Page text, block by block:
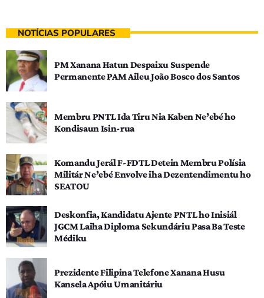
NOTÍCIAS POPULARES
PM Xanana Hatun Despaixu Suspende
Permanente PAM Aileu João Bosco dos Santos
Membru PNTL Ida Tiru Nia Kaben Ne’ebé ho
Kondisaun Isin-rua
Komandu Jerál F-FDTL Detein Membru Polísia
Militár Ne’ebé Envolve iha Dezentendimentu ho
SEATOU
Deskonfia, Kandidatu Ajente PNTL ho Inisiál
JGCM Laiha Diploma Sekundáriu Pasa Ba Teste
Médiku
Prezidente Filipina Telefone Xanana Husu
Kansela Apóiu Umanitáriu